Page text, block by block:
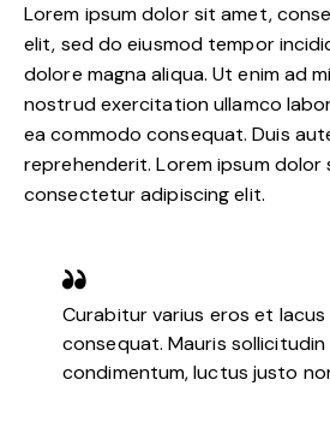
Lorem ipsum dolor sit amet,
elit, sed do eiusmod tempor
dolore magna aliqua. Ut enim ad
nostrud exercitation ullamco
ea commodo consequat. Duis
reprehenderit. Lorem ipsum dolor
consectetur adipiscing elit.
Curabitur varius eros et
consequat. Mauris sollicitudin
condimentum, luctus justo